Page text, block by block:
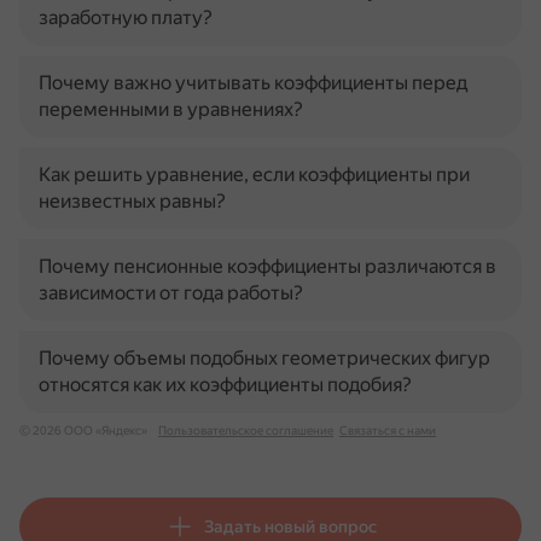
заработную плату?
Почему важно учитывать коэффициенты перед
переменными в уравнениях?
Как решить уравнение, если коэффициенты при
неизвестных равны?
Почему пенсионные коэффициенты различаются в
зависимости от года работы?
Почему объемы подобных геометрических фигур
относятся как их коэффициенты подобия?
© 2026 ООО «Яндекс» Пользовательское соглашение Связаться с нами
Задать новый вопрос